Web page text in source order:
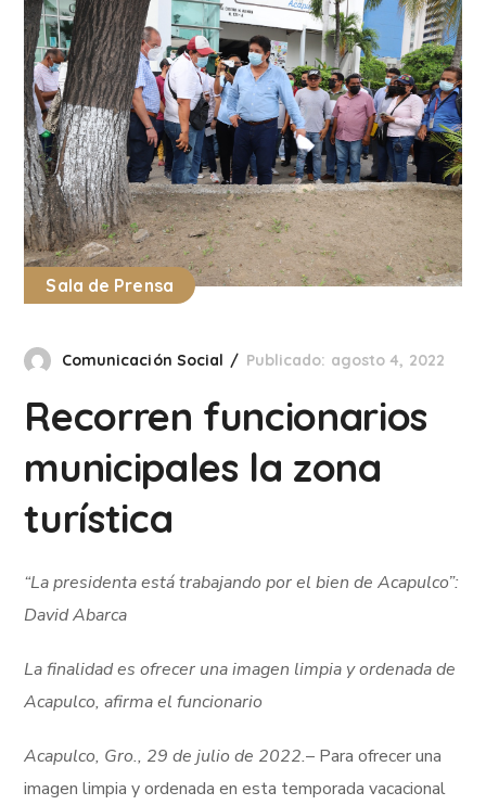
Sala de Prensa
Comunicación Social Publicado: agosto 4, 2022
Recorren funcionarios
municipales la zona
turística
“La presidenta está trabajando por el bien de Acapulco”:
David Abarca
La finalidad es ofrecer una imagen limpia y ordenada de
Acapulco, afirma el funcionario
Acapulco, Gro., 29 de julio de 2022.– Para ofrecer una
imagen limpia y ordenada en esta temporada vacacional